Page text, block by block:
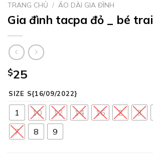
TRANG CHỦ / ÁO DÀI GIA ĐÌNH
Gia đình tacpa đỏ _ bé trai
$25
SIZE S{16/09/2022}
1 10 12 14 16 2 3
7
8 9